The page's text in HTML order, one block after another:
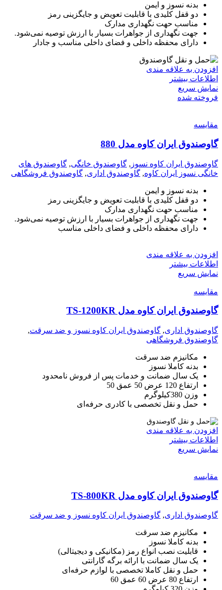
بدنه نسوز و ایمن
دو قفل کلیدی با قابلیت تعویض و جایگزینی رمز
مناسب حهت نگهداری مدارک
جهت نگهداری از جواهرات بسیار با ارزش توصیه نمی‌شود.
دارای محفظه داخلی و فضای داخلی مناسب و جادار
افزودن به علاقه مندی
اطلاعات بیشتر
نمایش سریع
فروخته شده
مقايسه
گاوصندوق ایران کاوه مدل 880
گاوصندوق ایران کاوه نسوز , گاوصندوق خانگی, گاوصندوق های
خانگی نسوز ایران کاوه, گاوصندوق اداری, گاوصندوق فروشگاهی
بدنه نسوز و ایمن
دو قفل کلیدی با قابلیت تعویض و جایگزینی رمز
مناسب حهت نگهداری مدارک
جهت نگهداری از جواهرات بسیار با ارزش توصیه نمی‌شود.
دارای محفظه داخلی و فضای داخلی مناسب
افزودن به علاقه مندی
اطلاعات بیشتر
نمایش سریع
مقايسه
گاوصندوق ایران کاوه مدل TS-1200KR
گاوصندوق اداری, گاوصندوق ایران کاوه نسوز و ضد سرقت,
گاوصندوق فروشگاهی
مکانیزم ضد سرقت
بدنه کاملا نسوز
یک سال ضمانت و خدمات پس از فروش نامحدود
ارتفاع 120 عرض 50 عمق 50
وزن 380کیلوگرم
حمل و نقل تخصصی با کادری حرفه‌ای
افزودن به علاقه مندی
اطلاعات بیشتر
نمایش سریع
مقايسه
گاوصندوق ایران کاوه مدل TS-800KR
گاوصندوق اداری, گاوصندوق ایران کاوه نسوز و ضد سرقت
مکانیزم ضد سرقت
بدنه کاملا نسوز
قابلیت نصب انواع رمز (مکانیکی و دیجیتالی)
یک سال ضمانت با ارائه برگه گارانتی
حمل و نقل کاملا تخصصی با لوازم حرفه‌ای
ارتفاع 80 عرض 60 عمق 60